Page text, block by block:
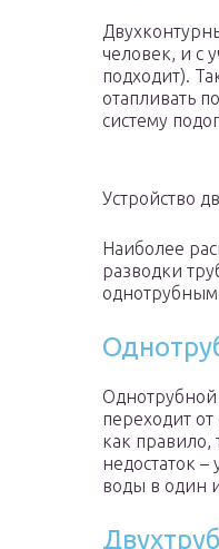
человек, и с
подходит).
отапливать
систему
Устройство
Наиболее
разводки
Однотрубной
переходит
как
недостаток
воды в один